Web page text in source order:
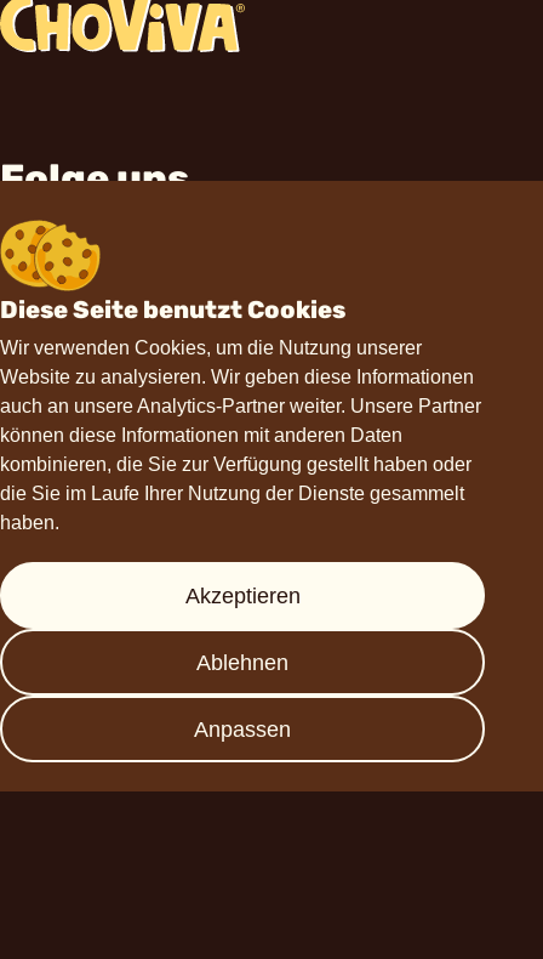
Diese Seite benutzt Cookies
Wir verwenden Cookies, um die Nutzung unserer
Website zu analysieren. Wir geben diese Informationen
auch an unsere Analytics-Partner weiter. Unsere Partner
können diese Informationen mit anderen Daten
kombinieren, die Sie zur Verfügung gestellt haben oder
die Sie im Laufe Ihrer Nutzung der Dienste gesammelt
haben.
Akzeptieren
Ablehnen
Anpassen
Folge uns
Kontakt
hello@choviva.com
Hilfe
Presse
FAQs
Datenschutz
Impressum